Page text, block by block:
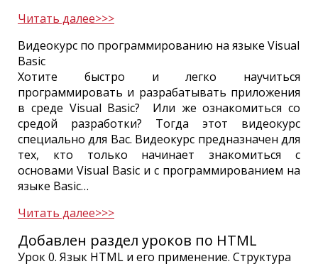
Читать далее>>>
Видеокурс по программированию на языке Visual
Basic
Хотите быстро и легко научиться
программировать и разрабатывать приложения
в среде Visual Basic? Или же ознакомиться со
средой разработки? Тогда этот видеокурс
специально для Вас. Видеокурс предназначен для
тех, кто только начинает знакомиться с
основами Visual Basic и с программированием на
языке Basic…
Читать далее>>>
Добавлен раздел уроков по HTML
Урок 0. Язык HTML и его применение. Структура